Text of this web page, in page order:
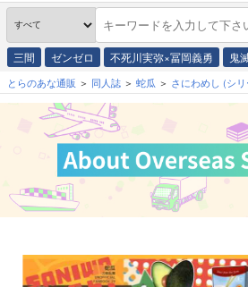
三間 ゼンゼロ 不死川実弥×冨岡義勇 鬼
とらのあな通販 同人誌 蛇瓜 さにわめし (シ